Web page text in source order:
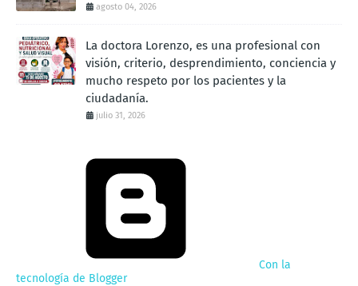
agosto 04, 2026
La doctora Lorenzo, es una profesional con
visión, criterio, desprendimiento, conciencia y
mucho respeto por los pacientes y la
ciudadanía.
julio 31, 2026
Con la
tecnología de Blogger